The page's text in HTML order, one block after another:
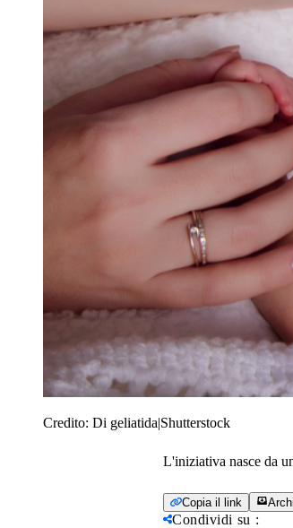
Credito: Di geliatida|Shutterstock
L'iniziativa nasce da
Copia il link
Condividi su :